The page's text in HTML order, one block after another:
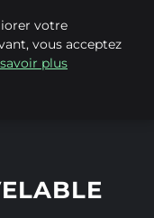
votre
vous acceptez
plus